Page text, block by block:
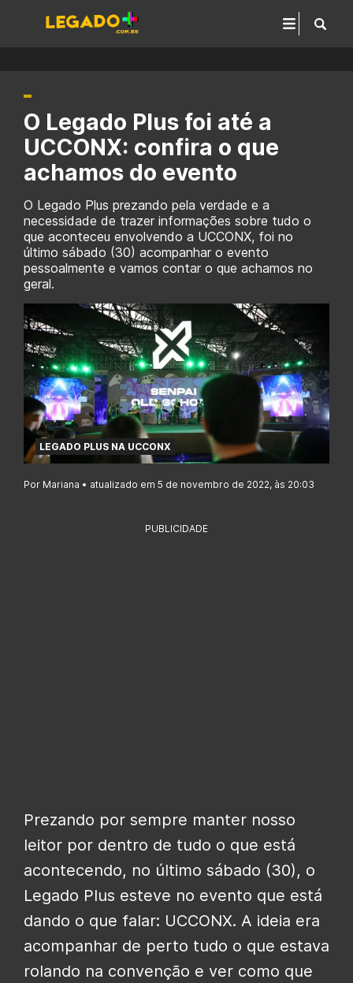
O Legado Plus foi até a
UCCONX: confira o que
achamos do evento
O Legado Plus prezando pela verdade e a
necessidade de trazer informações sobre tudo o
que aconteceu envolvendo a UCCONX, foi no
último sábado (30) acompanhar o evento
pessoalmente e vamos contar o que achamos no
geral.
LEGADO PLUS NA UCCONX
Por Mariana • atualizado em 5 de novembro de 2022, às 20:03
PUBLICIDADE
Prezando por sempre manter nosso
leitor por dentro de tudo o que está
acontecendo, no último sábado (30), o
Legado Plus esteve no evento que está
dando o que falar: UCCONX. A ideia era
acompanhar de perto tudo o que estava
rolando na convenção e ver como que